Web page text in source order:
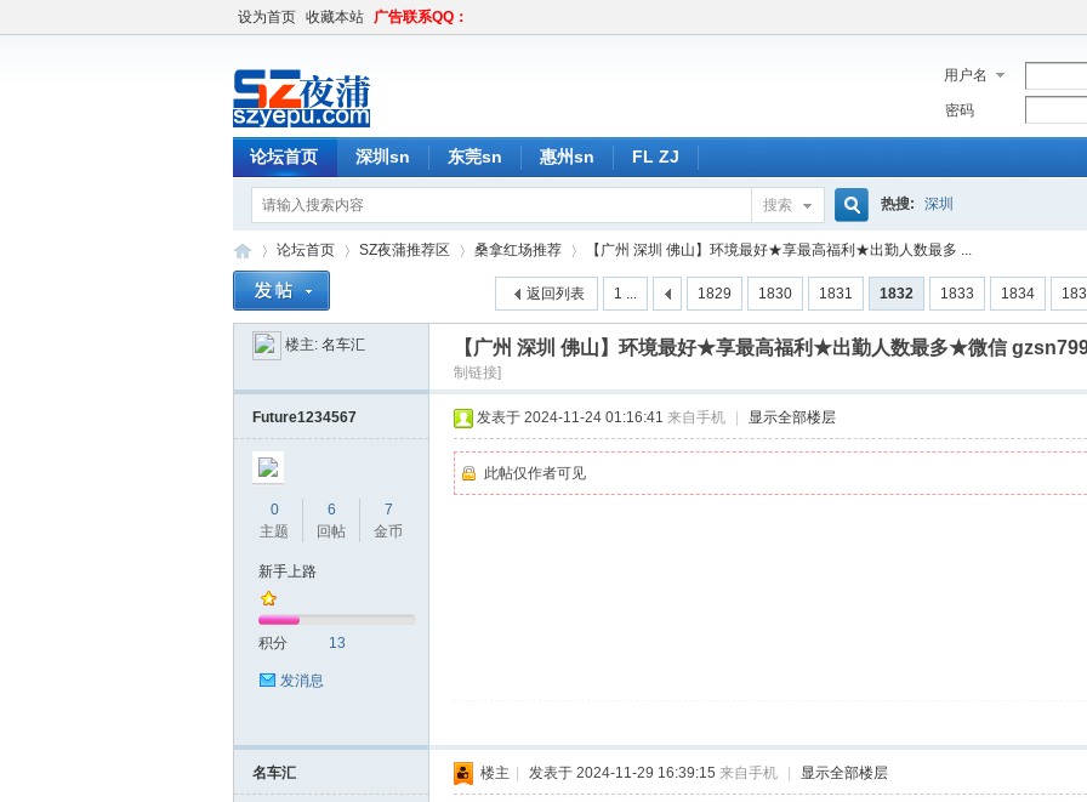
设为首页 收藏本站 广告联系QQ：
用户名
密码
论坛首页 深圳sn 东莞sn 惠州sn FL ZJ
搜索
搜
索
热搜: 深圳
»
论坛首页 SZ夜蒲推荐区 桑拿红场推荐
›
【广州 深圳 佛山】环境最好★享最高福利★出勤人数最多 ...
1 ... 1829 1830 1831 1832 1833 1834
返回列表
楼主: 名车汇 【广州 深圳 佛山】环境最好★享最高福利★出勤人数最多★微信
制链接]
Future1234567
0
主题
6
回帖
7
金币
新手上路
积分 13
发消息
发表于 2024-11-24 01:16:41 来自手机 显示全部楼层
此帖仅作者可见
名车汇 楼主 发表于 2024-11-29 16:39:15 来自手机 显示全部楼层